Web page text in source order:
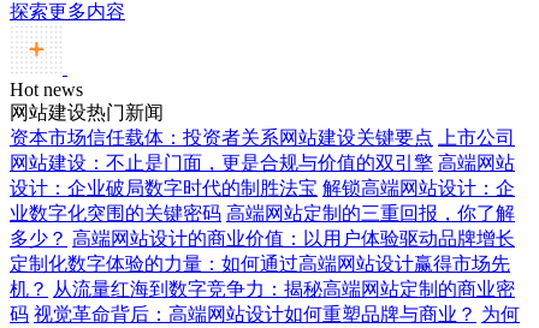
探索更多内容
Hot news
网站建设热门新闻
资本市场信任载体：投资者关系网站建设关键要点
上市公司
网站建设：不止是门面，更是合规与价值的双引擎 高端网站
设计：企业破局数字时代的制胜法宝 解锁高端网站设计：企
业数字化突围的关键密码 高端网站定制的三重回报，你了解
多少？ 高端网站设计的商业价值：以用户体验驱动品牌增长
定制化数字体验的力量：如何通过高端网站设计赢得市场先
机？ 从流量红海到数字竞争力：揭秘高端网站定制的商业密
码 视觉革命背后：高端网站设计如何重塑品牌与商业？ 为何